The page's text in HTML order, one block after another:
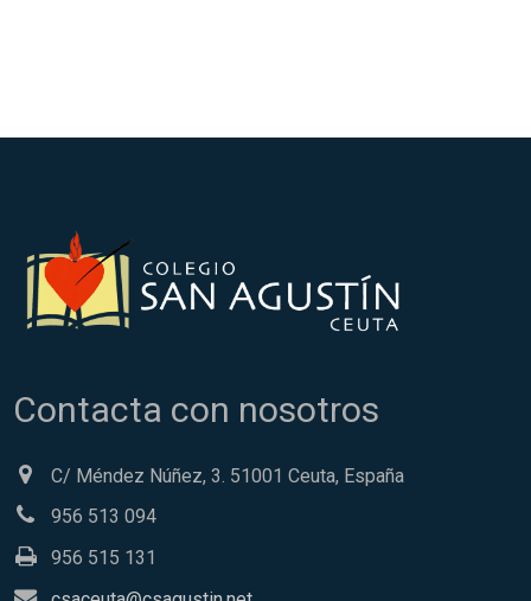
Contacta con nosotros
C/ Méndez Núñez, 3. 51001 Ceuta, España
956 513 094
956 515 131